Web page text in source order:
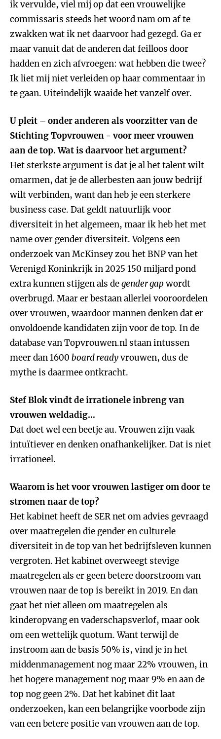
ik vervulde, viel mij op dat een vrouwelijke
commissaris steeds het woord nam om af te
zwakken wat ik net daarvoor had gezegd. Ga er
maar vanuit dat de anderen dat feilloos door
hadden en zich afvroegen: wat hebben die twee?
Ik liet mij niet verleiden op haar commentaar in
te gaan. Uiteindelijk waaide het vanzelf over.
U pleit – onder anderen als voorzitter van de
Stichting Topvrouwen - voor meer vrouwen
aan de top. Wat is daarvoor het argument?
Het sterkste argument is dat je al het talent wilt
omarmen, dat je de allerbesten aan jouw bedrijf
wilt verbinden, want dan heb je een sterkere
business case. Dat geldt natuurlijk voor
diversiteit in het algemeen, maar ik heb het met
name over gender diversiteit. Volgens een
onderzoek van McKinsey zou het BNP van het
Verenigd Koninkrijk in 2025 150 miljard pond
extra kunnen stijgen als degender gap wordt
overbrugd. Maar er bestaan allerlei vooroordelen
over vrouwen, waardoor mannen denken dat er
onvoldoende kandidaten zijn voor de top. In de
database van Topvrouwen.nl staan intussen
meer dan 1600 board readyvrouwen, dus de
mythe is daarmee ontkracht.
Stef Blok vindt de irrationele inbreng van
vrouwen weldadig…
Dat doet wel een beetje au. Vrouwen zijn vaak
intuïtiever en denken onafhankelijker. Dat is niet
irrationeel.
Waarom is het voor vrouwen lastiger om door te
stromen naar de top?
Het kabinet heeft de SER net om advies gevraagd
over maatregelen die gender en culturele
diversiteit in de top van het bedrijfsleven kunnen
vergroten. Het kabinet overweegt stevige
maatregelen als er geen betere doorstroom van
vrouwen naar de top is bereikt in 2019. En dan
gaat het niet alleen om maatregelen als
kinderopvang en vaderschapsverlof, maar ook
om een wettelijk quotum. Want terwijl de
instroom aan de basis 50% is, vind je in het
middenmanagement nog maar 22% vrouwen, in
het hogere management nog maar 9% en aan de
top nog geen 2%. Dat het kabinet dit laat
onderzoeken, kan een belangrijke voorbode zijn
van een betere positie van vrouwen aan de top.